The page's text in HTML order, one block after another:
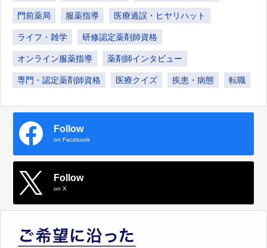
門前薬局 服薬指導 医療過誤・ヒヤリハット
ライフ・雑学 研修認定薬剤師資格
オンライン服薬指導 薬剤師インタビュー
専門・認定薬剤師資格 医療クイズ 疾患・病態 転職
Follow
on Facebook
Follow
on X